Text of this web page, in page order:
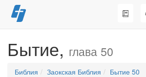
Перейти
к
Бытие, глава 50
Библия Заокская Библия Бытие 50